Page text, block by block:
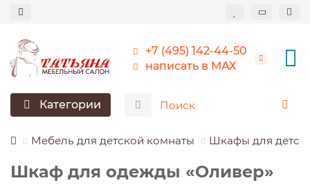
+7 (495) 142-44-50
написать в МАХ
Категории
Мебель для детской комнаты Шкафы для
Шкаф для одежды «Оливер»